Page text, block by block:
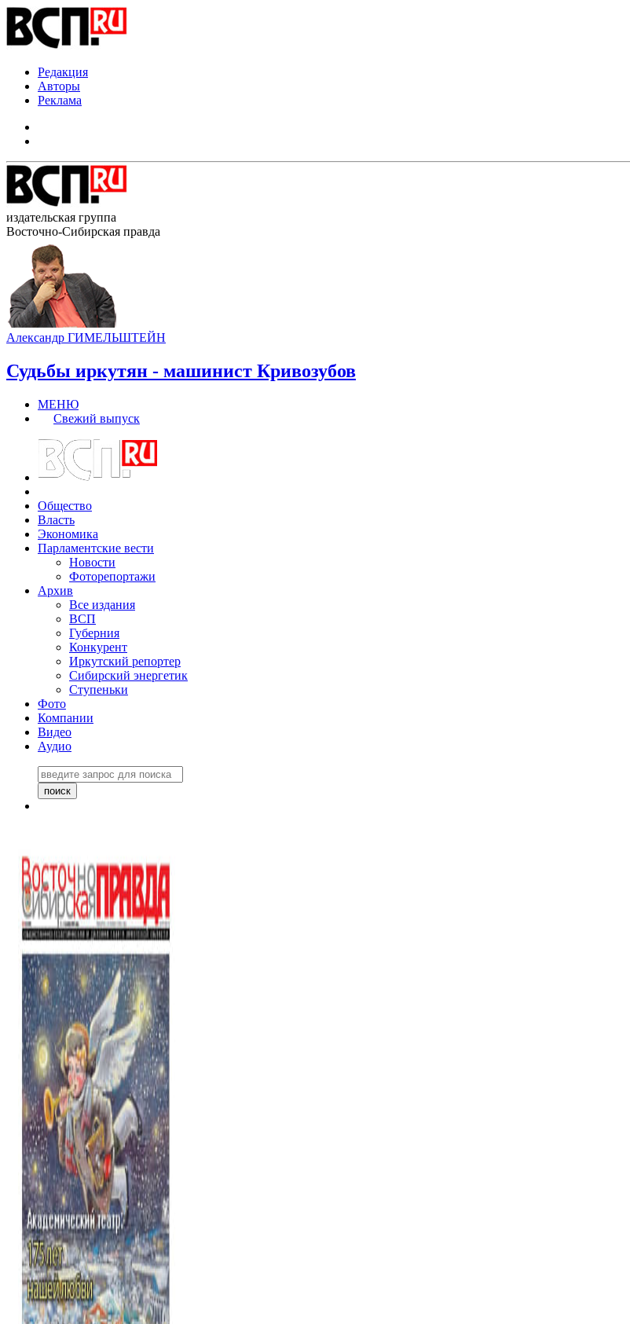
Редакция
Авторы
Реклама
издательская группа
Восточно-Сибирская правда
Александр ГИМЕЛЬШТЕЙН
Судьбы иркутян - машинист Кривозубов
МЕНЮ
Свежий выпуск
Общество
Власть
Экономика
Парламентские вести
Новости
Фоторепортажи
Архив
Все издания
ВСП
Губерния
Конкурент
Иркутский репортер
Сибирский энергетик
Ступеньки
Фото
Компании
Видео
Аудио